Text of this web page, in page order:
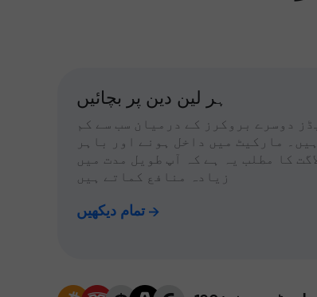
ہر لین دین پر بچائیں
دوسرے بروکرز کے درمیان سب سے کم
مارکیٹ میں داخل ہونے اور باہر
کا مطلب یہ ہے کہ آپ طویل مدت میں
زیادہ منافع کماتے ہیں
تمام دیکھیں